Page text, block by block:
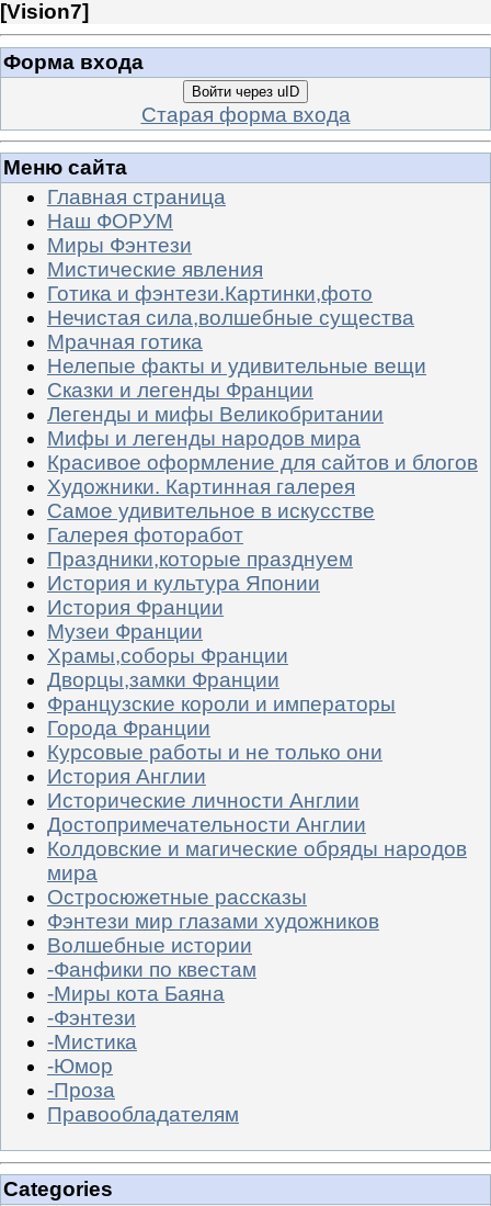
[Vision7]
Форма входа
Войти через uID
Старая форма входа
Меню сайта
Главная страница
Наш ФОРУМ
Миры Фэнтези
Мистические явления
Готика и фэнтези.Картинки,фото
Нечистая сила,волшебные существа
Мрачная готика
Нелепые факты и удивительные вещи
Сказки и легенды Франции
Легенды и мифы Великобритании
Мифы и легенды народов мира
Красивое оформление для сайтов и блогов
Художники. Картинная галерея
Самое удивительное в искусстве
Галерея фоторабот
Праздники,которые празднуем
История и культура Японии
История Франции
Музеи Франции
Храмы,соборы Франции
Дворцы,замки Франции
Французские короли и императоры
Города Франции
Курсовые работы и не только они
История Англии
Исторические личности Англии
Достопримечательности Англии
Колдовские и магические обряды народов
мира
Остросюжетные рассказы
Фэнтези мир глазами художников
Волшебные истории
-Фанфики по квестам
-Миры кота Баяна
-Фэнтези
-Мистика
-Юмор
-Проза
Правообладателям
Categories